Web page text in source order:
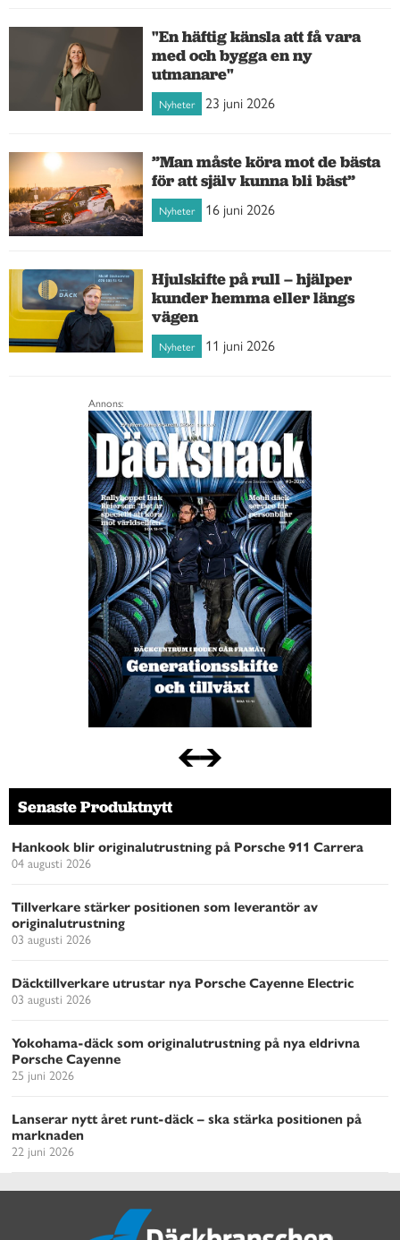
"En häftig känsla att få vara
med och bygga en ny
utmanare"
Nyheter 23 juni 2026
”Man måste köra mot de bästa
för att själv kunna bli bäst”
Nyheter 16 juni 2026
Hjulskifte på rull – hjälper
kunder hemma eller längs
vägen
Nyheter 11 juni 2026
Annons:
Senaste Produktnytt
Hankook blir originalutrustning på Porsche 911 Carrera
04 augusti 2026
Tillverkare stärker positionen som leverantör av
originalutrustning
03 augusti 2026
Däcktillverkare utrustar nya Porsche Cayenne Electric
03 augusti 2026
Yokohama-däck som originalutrustning på nya eldrivna
Porsche Cayenne
25 juni 2026
Lanserar nytt året runt-däck – ska stärka positionen på
marknaden
22 juni 2026